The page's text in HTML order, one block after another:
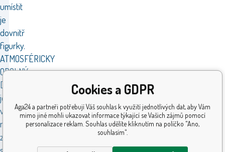
umístit
je
dovnitř
figurky.
ATMOSFÉRICKY
ODOLNÝ
Dekorace
je
vybavena
napájecím
zdrojem
Cookies a GDPR
Aga24 a partneři potřebují Váš souhlas k využití jednotlivých dat, aby Vám
mimo jiné mohli ukazovat informace týkající se Vašich zájmů pomocí
personalizace reklam. Souhlas udělíte kliknutím na políčko "Ano,
souhlasím".